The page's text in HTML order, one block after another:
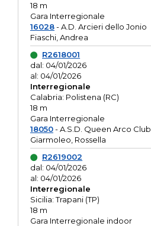
18 m
Gara Interregionale
16028- A.D. Arcieri dello Jonio
Fiaschi, Andrea
R2618001
dal: 04/01/2026
al: 04/01/2026
Interregionale
Calabria: Polistena (RC)
18 m
Gara Interregionale
18050- A.S.D. Queen Arco Club
Giarmoleo, Rossella
R2619002
dal: 04/01/2026
al: 04/01/2026
Interregionale
Sicilia: Trapani (TP)
18 m
Gara Interregionale indoor